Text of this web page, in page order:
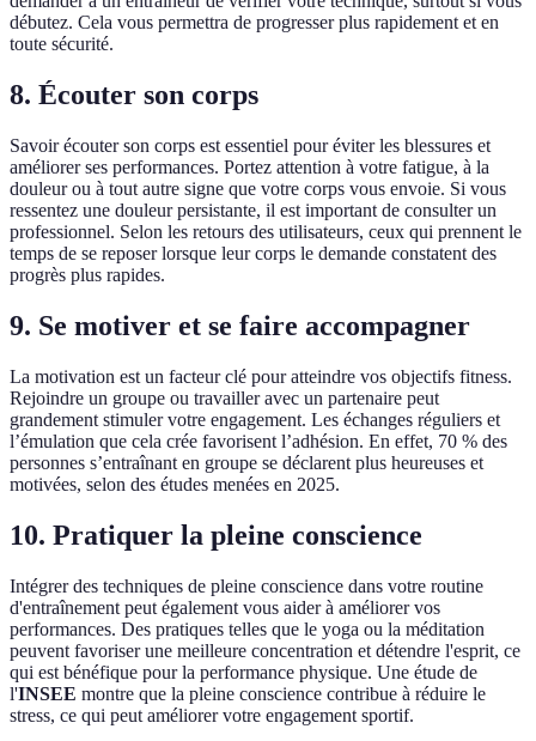
débutez. Cela vous permettra de progresser plus rapidement et en
toute sécurité.
8. Écouter son corps
Savoir écouter son corps est essentiel pour éviter les blessures et
améliorer ses performances. Portez attention à votre fatigue, à la
douleur ou à tout autre signe que votre corps vous envoie. Si vous
ressentez une douleur persistante, il est important de consulter un
professionnel. Selon les retours des utilisateurs, ceux qui prennent le
temps de se reposer lorsque leur corps le demande constatent des
progrès plus rapides.
9. Se motiver et se faire accompagner
La motivation est un facteur clé pour atteindre vos objectifs fitness.
Rejoindre un groupe ou travailler avec un partenaire peut
grandement stimuler votre engagement. Les échanges réguliers et
l’émulation que cela crée favorisent l’adhésion. En effet, 70 % des
personnes s’entraînant en groupe se déclarent plus heureuses et
motivées, selon des études menées en 2025.
10. Pratiquer la pleine conscience
Intégrer des techniques de pleine conscience dans votre routine
d'entraînement peut également vous aider à améliorer vos
performances. Des pratiques telles que le yoga ou la méditation
peuvent favoriser une meilleure concentration et détendre l'esprit, ce
qui est bénéfique pour la performance physique. Une étude de
l'INSEE montre que la pleine conscience contribue à réduire le
stress, ce qui peut améliorer votre engagement sportif.